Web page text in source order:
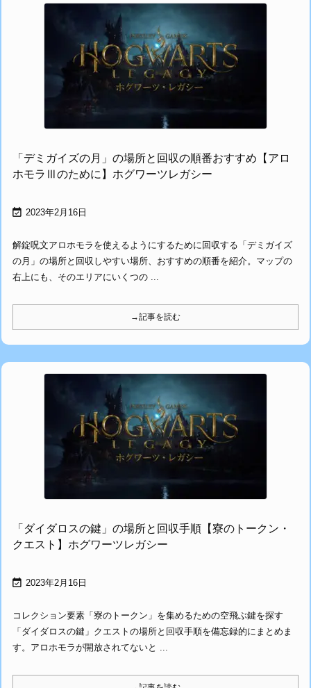
「デミガイズの月」の場所と回収の順番おすすめ【アロ
ホモラⅢのために】ホグワーツレガシー
 2023年2月16日
解錠呪文アロホモラを使えるようにするために回収する「デミガイズ
の月」の場所と回収しやすい場所、おすすめの順番を紹介。マップの
右上にも、そのエリアにいくつの ...
→記事を読む
「ダイダロスの鍵」の場所と回収手順【寮のトークン・
クエスト】ホグワーツレガシー
 2023年2月16日
コレクション要素「寮のトークン」を集めるための空飛ぶ鍵を探す
「ダイダロスの鍵」クエストの場所と回収手順を備忘録的にまとめま
す。アロホモラが開放されてないと ...